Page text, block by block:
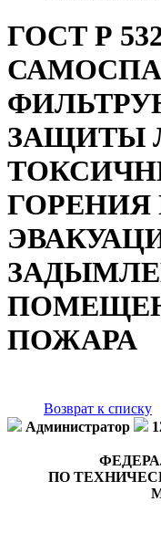
ГОСТ Р
ЗАЩИТЫ
ГОРЕНИЯ
ПОЖАРА
Возврат к списку
Администратор
ПО